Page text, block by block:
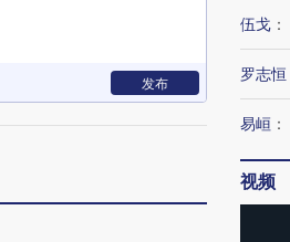
发布
伍戈 ：
罗志恒
易峘 ：
视频